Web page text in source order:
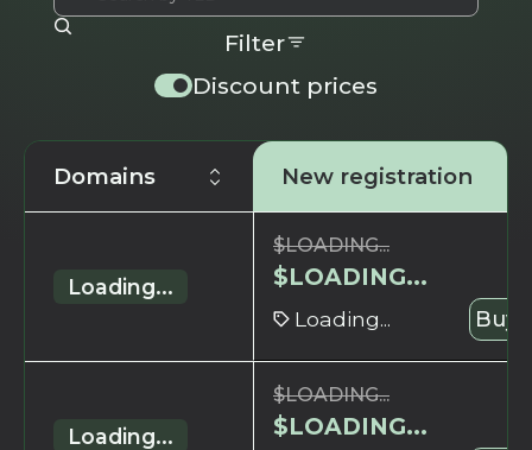
Discount prices
Filter
Domains New registration
Loading...
$LOADING...
$LOADING...
Loading... Buy
Loading...
$LOADING...
$LOADING...